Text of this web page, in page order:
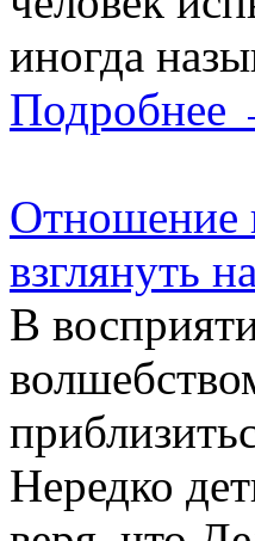
иногда
Подробнее
Отношение
взглянуть
В
Нередко